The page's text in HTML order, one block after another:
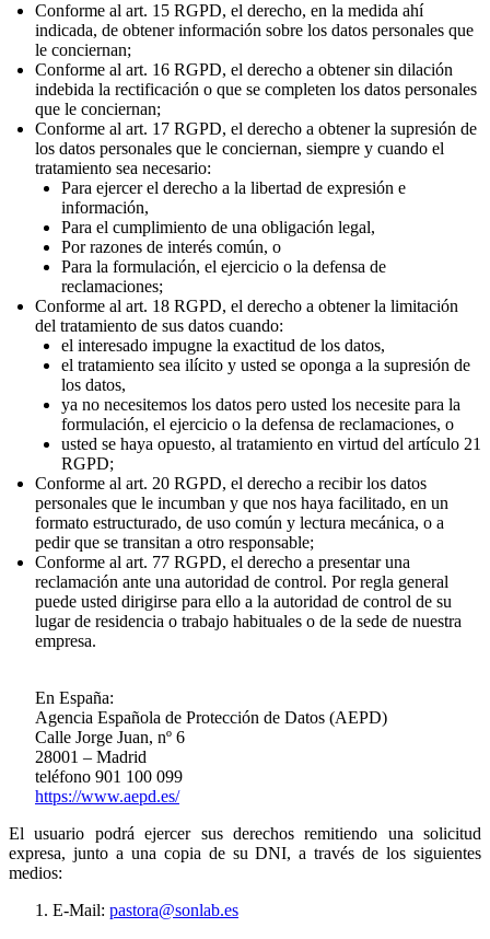
Conforme al art. 15 RGPD, el derecho, en la medida ahí
indicada, de obtener información sobre los datos personales que
le conciernan;
Conforme al art. 16 RGPD, el derecho a obtener sin dilación
indebida la rectificación o que se completen los datos personales
que le conciernan;
Conforme al art. 17 RGPD, el derecho a obtener la supresión de
los datos personales que le conciernan, siempre y cuando el
tratamiento sea necesario:
Para ejercer el derecho a la libertad de expresión e
información,
Para el cumplimiento de una obligación legal,
Por razones de interés común, o
Para la formulación, el ejercicio o la defensa de
reclamaciones;
Conforme al art. 18 RGPD, el derecho a obtener la limitación
del tratamiento de sus datos cuando:
el interesado impugne la exactitud de los datos,
el tratamiento sea ilícito y usted se oponga a la supresión de
los datos,
ya no necesitemos los datos pero usted los necesite para la
formulación, el ejercicio o la defensa de reclamaciones, o
usted se haya opuesto, al tratamiento en virtud del artículo 21
RGPD;
Conforme al art. 20 RGPD, el derecho a recibir los datos
personales que le incumban y que nos haya facilitado, en un
formato estructurado, de uso común y lectura mecánica, o a
pedir que se transitan a otro responsable;
Conforme al art. 77 RGPD, el derecho a presentar una
reclamación ante una autoridad de control. Por regla general
puede usted dirigirse para ello a la autoridad de control de su
lugar de residencia o trabajo habituales o de la sede de nuestra
empresa.
En España:
Agencia Española de Protección de Datos (AEPD)
Calle Jorge Juan, nº 6
28001 – Madrid
teléfono 901 100 099
https://www.aepd.es/
El usuario podrá ejercer sus derechos remitiendo una solicitud
expresa, junto a una copia de su DNI, a través de los siguientes
medios:
E-Mail: pastora@sonlab.es